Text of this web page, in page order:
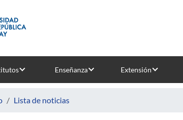
Enseñanza Extensión
Lista de noticias